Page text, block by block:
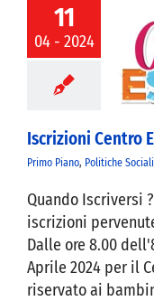
11
04 - 2024
Centro
2024
Iscrizioni Centro
Primo Piano, Politiche
Quando Iscriversi
iscrizioni
Dalle ore 8.00
Aprile 2024 per il
riservato ai